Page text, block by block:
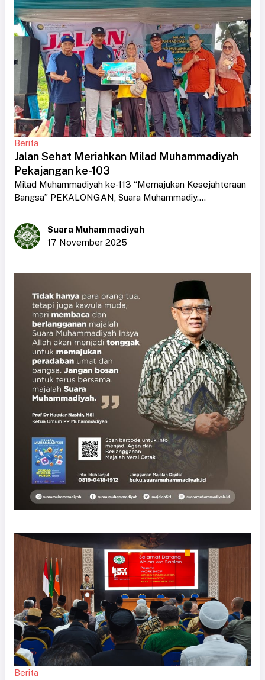
Berita
Jalan Sehat Meriahkan Milad Muhammadiyah
Pekajangan ke-103
Milad Muhammadiyah ke-113 “Memajukan Kesejahteraan
Bangsa” PEKALONGAN, Suara Muhammadiy....
Suara Muhammadiyah
17 November 2025
Berita